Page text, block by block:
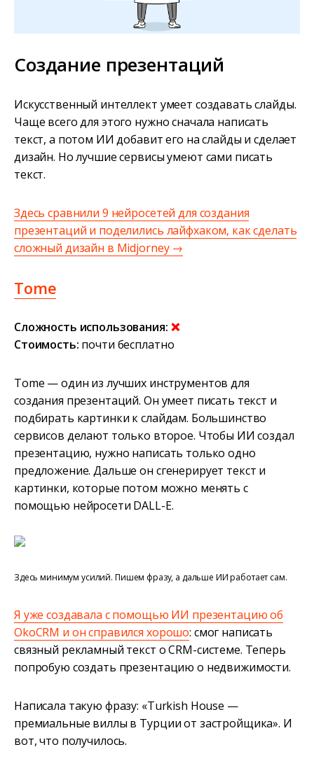
Создание презентаций
Искусственный интеллект умеет создавать слайды.
Чаще всего для этого нужно сначала написать
текст, а потом ИИ добавит его на слайды и сделает
дизайн. Но лучшие сервисы умеют сами писать
текст.
Здесь сравнили 9 нейросетей для создания
презентаций и поделились лайфхаком, как сделать
сложный дизайн в Midjorney →
Tome
Сложность использования: ❌
Стоимость: почти бесплатно
Tome — один из лучших инструментов для
создания презентаций. Он умеет писать текст и
подбирать картинки к слайдам. Большинство
сервисов делают только второе. Чтобы ИИ создал
презентацию, нужно написать только одно
предложение. Дальше он сгенерирует текст и
картинки, которые потом можно менять с
помощью нейросети DALL-E.
Здесь минимум усилий. Пишем фразу, а дальше ИИ работает сам.
Я уже создавала с помощью ИИ презентацию об
OkoCRM и он справился хорошо: смог написать
связный рекламный текст о CRM-системе. Теперь
попробую создать презентацию о недвижимости.
Написала такую фразу: «Turkish House —
премиальные виллы в Турции от застройщика». И
вот, что получилось.